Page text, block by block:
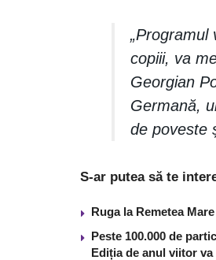
copiii, va
Georgian
Germană,
de poveste
S-ar putea să te
Ruga la Remetea
Peste 100.000 de
Ediția de anul viitor va